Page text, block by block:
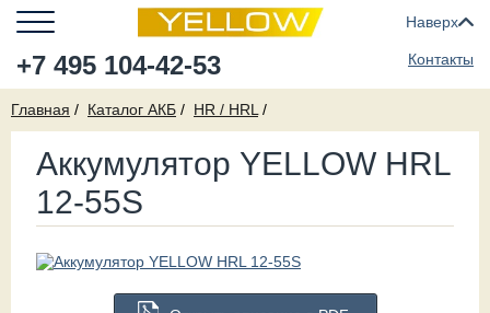
+7 495 104-42-53
Наверх
Контакты
Главная Каталог АКБ HR / HRL
Аккумулятор YELLOW HRL
12-55S